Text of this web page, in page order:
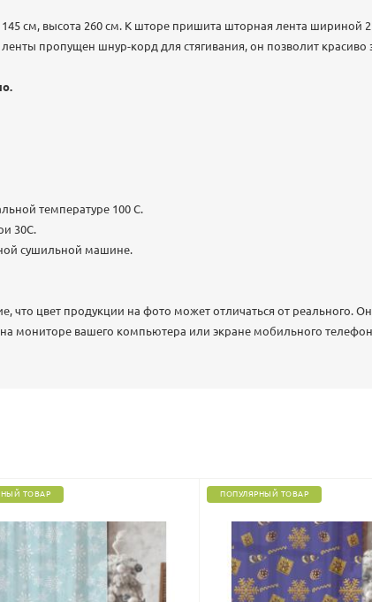
см, высота 260 см. К шторе пришита шторная лента шириной 2
пропущен шнур-корд для стягивания, он позволит красиво
температуре 100 C.
30С.
сушильной машине.
цвет продукции на фото может отличаться от реального.
на мониторе вашего компьютера или экране мобильного
ТОВАР ПОПУЛЯРНЫЙ ТОВАР